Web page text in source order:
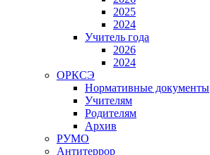
2025
2024
Учитель года
2026
2024
ОРКСЭ
Нормативные документы
Учителям
Родителям
Архив
РУМО
Антитеррор